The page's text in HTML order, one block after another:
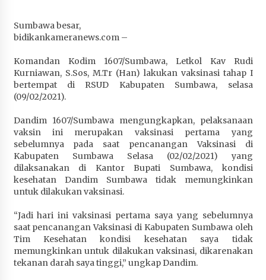
Prestasi Nasional, Polwan Polres Sumbawa
Bripda Vanesa Aprilia Renyaan, Sabet Juara II
4 minggu ago
Sekretaris Bapperida, Dwi Rahayu, ST,. MM,.
Pimpin Rakor Aksi Konvergensi Percepatan
4 minggu ago
Wabup Ansori Apresiasi Rekomendasi dan
Pandangan Fraksi – Fraksi DPRD Sumbawa
4 minggu ago
Cabor yang Akan Berjuang pada PORPROV XII
NTB 2026
4 minggu ago
BAZNAS Kabupaten Sumbawa Salurkan Bantuan
Sumbawa besar,
bidikankameranews.com –
Komandan Kodim 1607/Sumbawa, Letkol Kav Rudi
Kurniawan, S.Sos, M.Tr (Han) lakukan vaksinasi tahap I
bertempat di RSUD Kabupaten Sumbawa, selasa
(09/02/2021).
Dandim 1607/Sumbawa mengungkapkan, pelaksanaan
vaksin ini merupakan vaksinasi pertama yang
sebelumnya pada saat pencanangan Vaksinasi di
Kabupaten Sumbawa Selasa (02/02/2021) yang
dilaksanakan di Kantor Bupati Sumbawa, kondisi
kesehatan Dandim Sumbawa tidak memungkinkan
untuk dilakukan vaksinasi.
“Jadi hari ini vaksinasi pertama saya yang sebelumnya
saat pencanangan Vaksinasi di Kabupaten Sumbawa oleh
Tim Kesehatan kondisi kesehatan saya tidak
memungkinkan untuk dilakukan vaksinasi, dikarenakan
tekanan darah saya tinggi,” ungkap Dandim.